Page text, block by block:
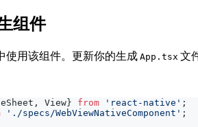
组件
使用该组件。更新你的生成 App.tsx 文
, View} from 'react-native' ;
'./specs/WebViewNativeComponent' ;